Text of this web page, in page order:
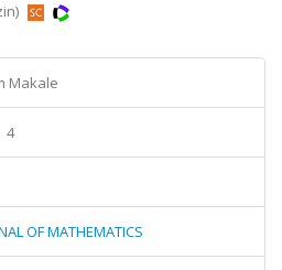
Makale
4
OF MATHEMATICS